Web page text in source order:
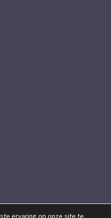
ervaring op onze site te